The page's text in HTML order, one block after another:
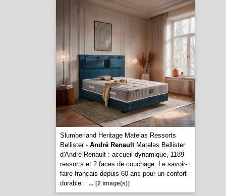
Slumberland Heritage Matelas Ressorts
Bellister - André RenaultMatelas Bellister
d'André Renault : accueil dynamique, 1189
ressorts et 2 faces de couchage. Le savoir-
faire français depuis 60 ans pour un confort
durable.
... [2 image(s)]